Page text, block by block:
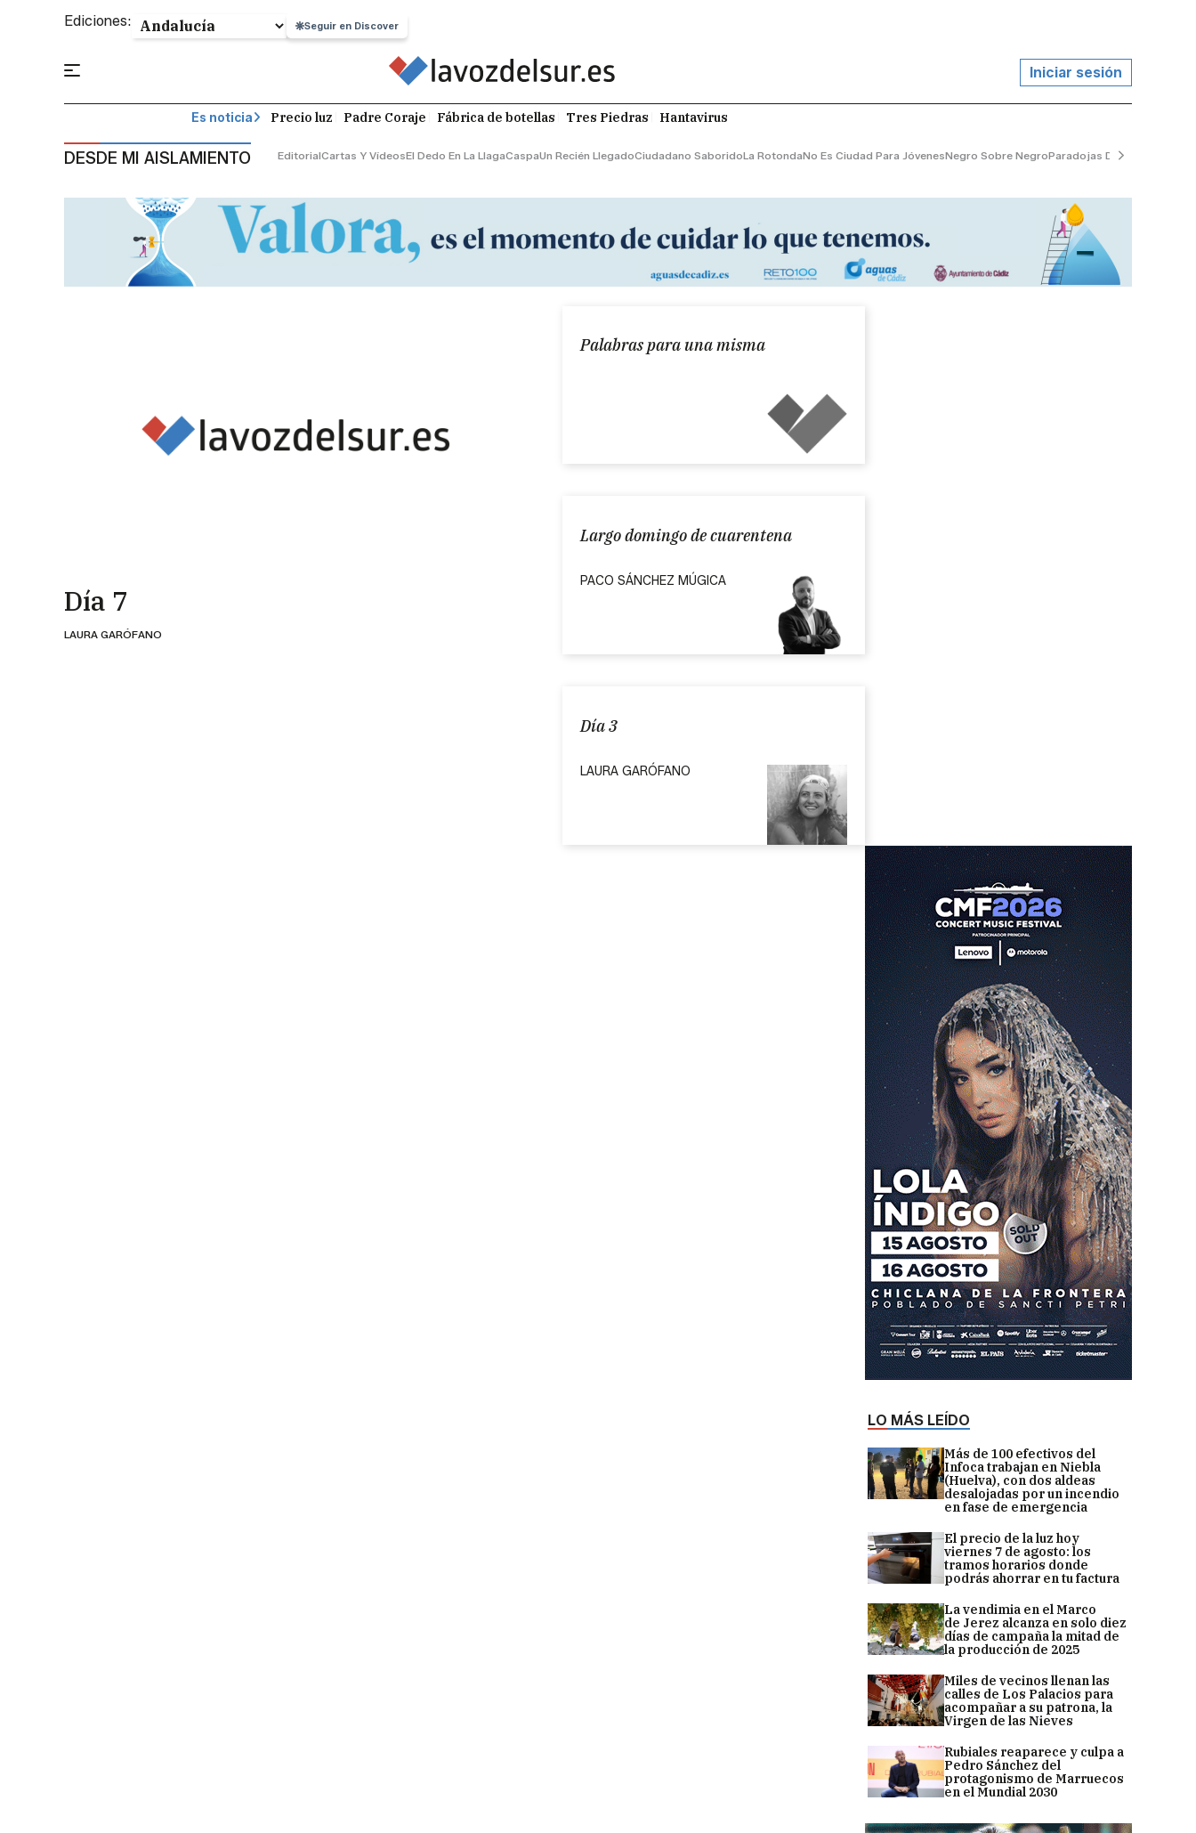
Ediciones: Seguir en Discover
Iniciar sesión
Es noticia Precio luz Padre Coraje Fábrica de botellas Tres Piedras Hantavirus
DESDE MI AISLAMIENTO EditorialCartas Y VídeosEl Dedo En La LlagaCaspaUn Recién LlegadoCiudadano SaboridoLa RotondaNo Es Ciudad Para JóvenesNegro Sobre NegroParadojas De La Vida
Día 7
LAURA GARÓFANO
Palabras para una misma
Largo domingo de cuarentena
PACO SÁNCHEZ MÚGICA
Día 3
LAURA GARÓFANO
LO MÁS LEÍDO
Más de 100 efectivos del
Infoca trabajan en Niebla
(Huelva), con dos aldeas
desalojadas por un incendio
en fase de emergencia
El precio de la luz hoy
viernes 7 de agosto: los
tramos horarios donde
podrás ahorrar en tu factura
La vendimia en el Marco
de Jerez alcanza en solo diez
días de campaña la mitad de
la producción de 2025
Miles de vecinos llenan las
calles de Los Palacios para
acompañar a su patrona, la
Virgen de las Nieves
Rubiales reaparece y culpa a
Pedro Sánchez del
protagonismo de Marruecos
en el Mundial 2030